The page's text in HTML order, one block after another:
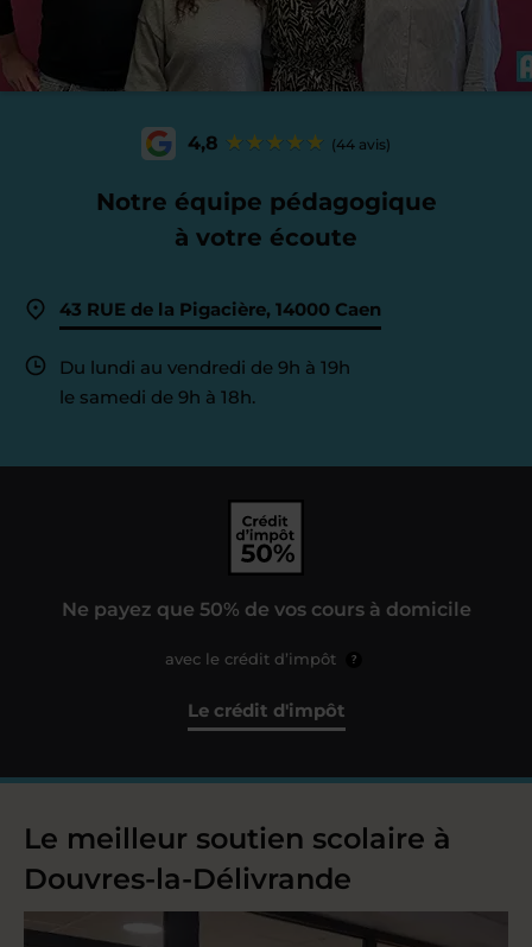
4,8 (44 avis)
Notre équipe pédagogique
à votre écoute
43 RUE de la Pigacière, 14000 Caen
Du lundi au vendredi de 9h à 19h
le samedi de 9h à 18h.
Ne payez que 50% de vos cours à domicile
avec le crédit d’impôt ?
Le crédit d'impôt
Le meilleur soutien scolaire à
Douvres-la-Délivrande